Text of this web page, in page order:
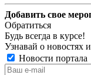
Добавить свое
Обратиться
Будь всегда в курсе!
Узнавай о новостях
Новости портала